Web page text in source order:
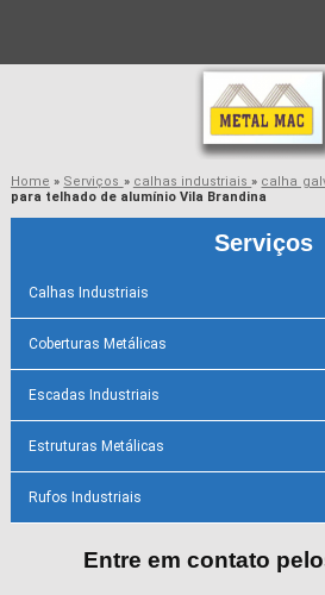
Home » Serviços » calhas industriais» calha
para telhado de alumínio Vila Brandina
Serviços
Calhas Industriais
Coberturas Metálicas
Escadas Industriais
Estruturas Metálicas
Rufos Industriais
Entre em contato